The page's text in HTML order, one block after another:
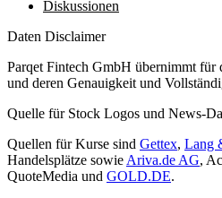
Diskussionen
Daten Disclaimer
Parqet Fintech GmbH übernimmt für
und deren Genauigkeit und
Quelle für Stock Logos und News-
Quellen für Kurse sind Gettex, Lang
Handelsplätze sowie Ariva.de AG,
QuoteMedia und GOLD.DE.